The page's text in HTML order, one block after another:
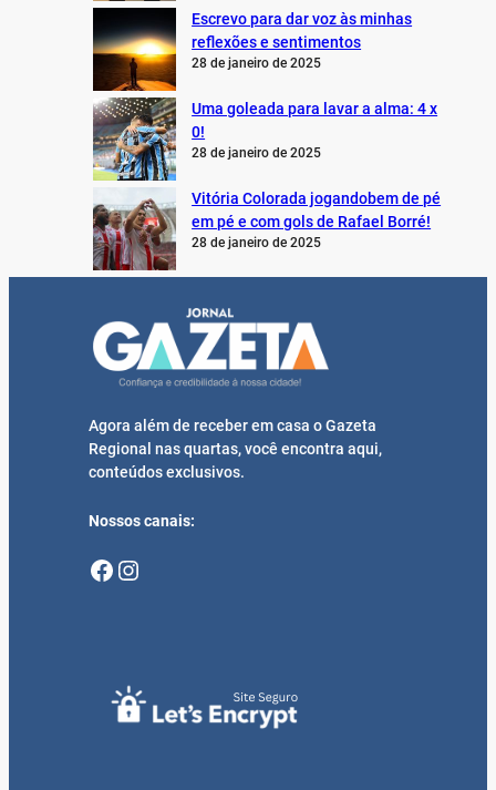
Escrevo para dar voz às minhas
reflexões e sentimentos
28 de janeiro de 2025
Uma goleada para lavar a alma: 4 x
0!
28 de janeiro de 2025
Vitória Colorada jogandobem de pé
em pé e com gols de Rafael Borré!
28 de janeiro de 2025
Agora além de receber em casa o Gazeta
Regional nas quartas, você encontra aqui,
conteúdos exclusivos.
Nossos canais:
Facebook Instagram